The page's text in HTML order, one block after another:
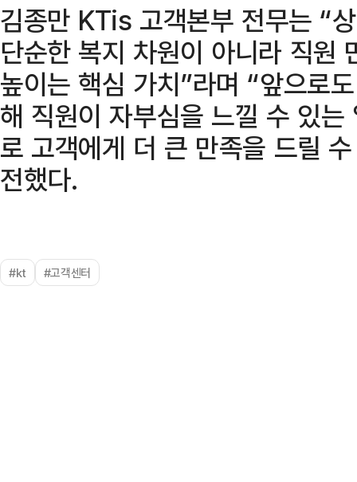
김종만 KTis 고객본부 전무는 “
단순한 복지 차원이 아니라 직원
높이는 핵심 가치”라며 “앞으로
해 직원이 자부심을 느낄 수 있
로 고객에게 더 큰 만족을 드릴
전했다.
#kt #고객센터